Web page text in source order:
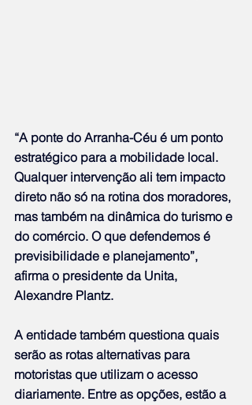
“A ponte do Arranha-Céu é um ponto
estratégico para a mobilidade local.
Qualquer intervenção ali tem impacto
direto não só na rotina dos moradores,
mas também na dinâmica do turismo e
do comércio. O que defendemos é
previsibilidade e planejamento”,
afirma o presidente da Unita,
Alexandre Plantz.
A entidade também questiona quais
serão as rotas alternativas para
motoristas que utilizam o acesso
diariamente. Entre as opções, estão a